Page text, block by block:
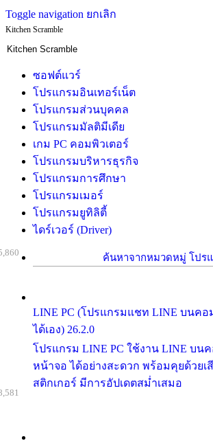
Toggle navigation ยกเลิก
Kitchen Scramble
ซอฟต์แวร์
โปรแกรมอินเทอร์เน็ต
โปรแกรมส่วนบุคคล
โปรแกรมมัลติมีเดีย
เกม PC คอมพิวเตอร์
โปรแกรมบริหารธุรกิจ
โปรแกรมการศึกษา
โปรแกรมเมอร์
โปรแกรมยูทิลิตี้
ไดร์เวอร์ (Driver)
ค้นหาจากหมวดหมู่ โปร
LINE PC (โปรแกรมแชท LINE บนคอ
ได้เอง) 26.2.0
โปรแกรม LINE PC ใช้งาน LINE บน
หน้าจอ ได้อย่างสะดวก พร้อมคุยด้วยเ
สติกเกอร์ มีการอัปเดตสม่ำเสมอ